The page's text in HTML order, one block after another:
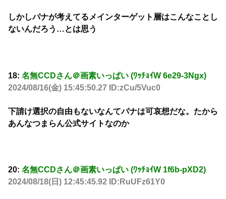
しかしパナが考えてるメインターゲット層はこんなことし
ないんだろう…とは思う
18: 名無CCDさん＠画素いっぱい (ﾜｯﾁｮｲW 6e29-3Ngx)
2024/08/16(金) 15:45:50.27 ID:zCu/5Vuc0
下請け選択の自由もないなんてパナは可哀想だな。たから
あんなつまらん公式サイトなのか
20: 名無CCDさん＠画素いっぱい (ﾜｯﾁｮｲW 1f6b-pXD2)
2024/08/18(日) 12:45:45.92 ID:RuUFz61Y0